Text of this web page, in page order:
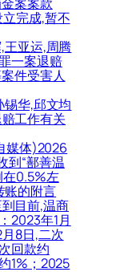
立完成,暂不
王亚运,周腾
一案退赔
件受害人
锡华,邱文均
工作有关
媒体)2026
到“鄯善温
在0.5%左
账的附言
目前,温商
2023年1月
8日,二次
回款约
1%；2025